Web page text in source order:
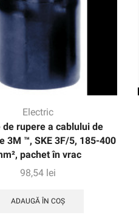
Electric
de rupere a cablului de
3M ™, SKE 3F/5, 185-400
pachet în vrac
98,54 lei
ADAUGĂ ÎN COȘ